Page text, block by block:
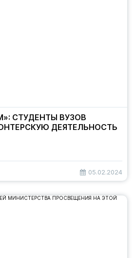
СТУДЕНТЫ ВУЗОВ
ДЕЯТЕЛЬНОСТЬ
05.02.2024